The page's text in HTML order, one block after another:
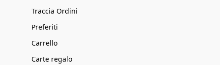
Traccia Ordini
Preferiti
Carrello
Carte regalo